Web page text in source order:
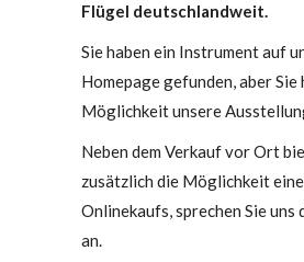
Flügel deutschlandweit.
Sie haben ein Instrument auf
Homepage gefunden, aber Sie
Möglichkeit unsere
Neben dem Verkauf vor Ort
zusätzlich die Möglichkeit
Onlinekaufs, sprechen Sie uns
an.